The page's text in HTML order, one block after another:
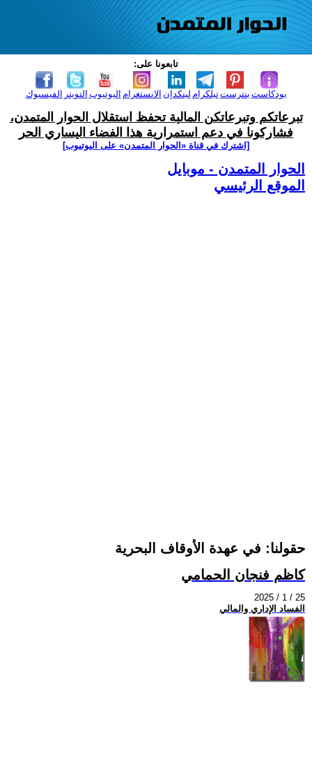
تابعونا على:
الفيسبوك التويتر اليوتيوب الانستغرام لينكدإن تيلكرامبنترست بودكاست
تبرعاتكم وتبرعاتكن المالية تحفظ استقلال الحوار المتمدن،
فشاركونا في دعم استمرارية هذا الفضاء اليساري الحر
[اشترك في قناة ‫«الحوار المتمدن» على اليوتيوب]
الحوار المتمدن - موبايل
الموقع الرئيسي
حقولنا: في عهدة الأوقاف البحرية
كاظم فنجان الحمامي
2025 / 1 / 25
الفساد الإداري والمالي